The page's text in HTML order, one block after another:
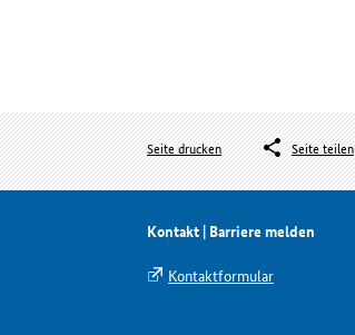
Seite drucken Seite teilen
Kontakt | Barriere melden
Kontaktformular